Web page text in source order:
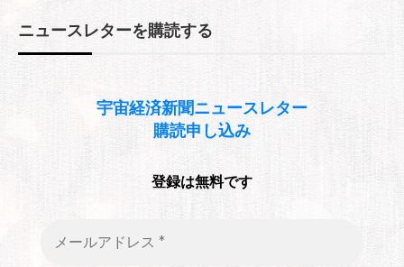
ニュースレターを購読する
宇宙経済新聞ニュースレター
購読申し込み
登録は無料です